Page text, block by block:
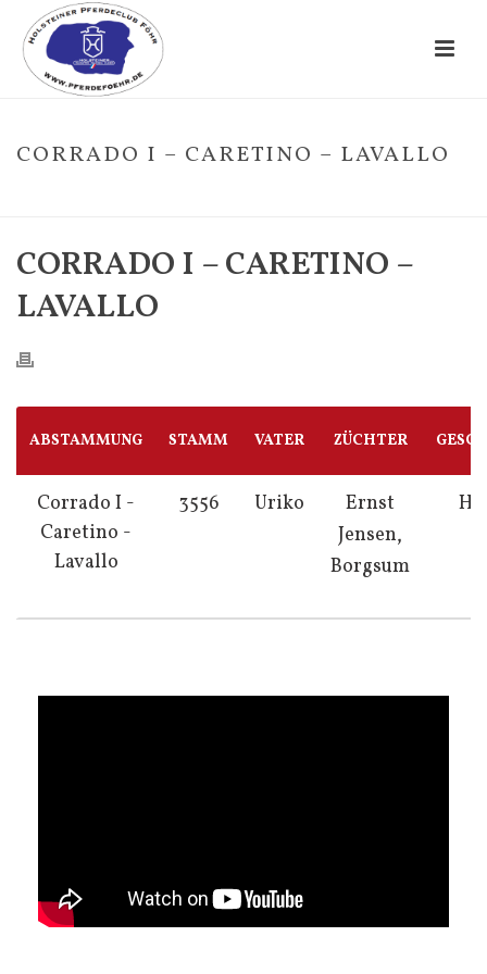
CORRADO I – CARETINO – LAVALLO
CORRADO I – CARETINO –
LAVALLO
ABSTAMMUNG STAMM VATER ZÜCHTER
Corrado I -
Caretino -
Lavallo
3556 Uriko
Ernst
Jensen,
Borgsum